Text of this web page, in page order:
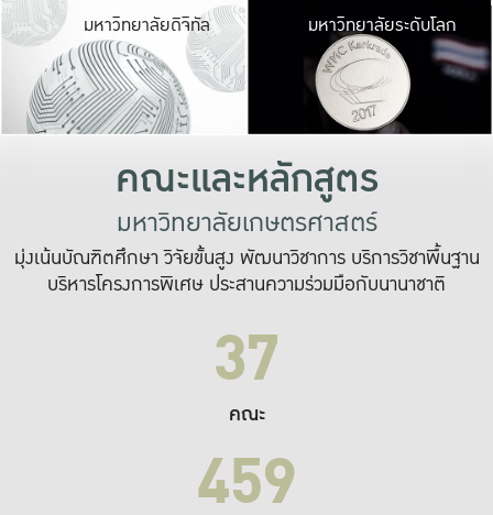
มหาวิทยาลัยดิจิทัล มหาวิ
เปลี่ยนแปลง แล
เพื่อทำง
ระบบสารสนเทศ
มหาวิทยาลัยระดับโลก
คณะและหลักสูตร
มหาวิทยาลัยเกษตรศาสตร์
มุ่งเน้นบัณฑิตศึกษา วิจัยขั้นสูง พัฒนาวิชาการ บริการวิชาพื้นฐาน
บริหารโครงการพิเศษ ประสานความร่วมมือกับนานาชาติ
37
คณะ
459